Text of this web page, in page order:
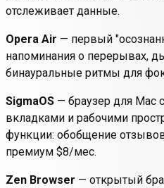
отслеживает данные.
Opera Air — первый
напоминания о перерывах,
бинауральные ритмы для
SigmaOS — браузер для Mac
вкладками и рабочими
функции: обобщение
премиум $8/мес.
Zen Browser — открытый